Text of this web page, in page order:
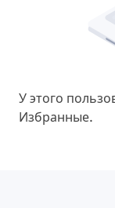
У этого
Избранные.